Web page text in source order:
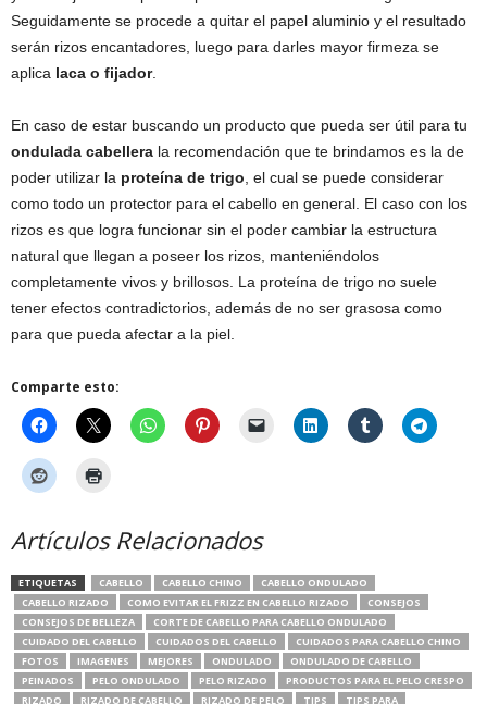
Seguidamente se procede a quitar el papel aluminio y el resultado
serán rizos encantadores, luego para darles mayor firmeza se
aplica laca o fijador.
En caso de estar buscando un producto que pueda ser útil para tu
ondulada cabellera la recomendación que te brindamos es la de
poder utilizar la proteína de trigo , el cual se puede considerar
como todo un protector para el cabello en general. El caso con los
rizos es que logra funcionar sin el poder cambiar la estructura
natural que llegan a poseer los rizos, manteniéndolos
completamente vivos y brillosos. La proteína de trigo no suele
tener efectos contradictorios, además de no ser grasosa como
para que pueda afectar a la piel.
Comparte esto:
Artículos Relacionados
ETIQUETAS CABELLO CABELLO CHINO
CABELLO ONDULADO
CABELLO RIZADO
COMO EVITAR EL FRIZZ EN CABELLO RIZADO
CONSEJOS
CONSEJOS DE BELLEZA
CORTE DE CABELLO PARA CABELLO ONDULADO
CUIDADO DEL CABELLO
CUIDADOS DEL CABELLO
CUIDADOS PARA CABELLO CHINO
FOTOS
IMAGENES MEJORES ONDULADO
ONDULADO DE CABELLO
PEINADOS
PELO ONDULADO PELO RIZADO
PRODUCTOS PARA EL PELO CRESPO
RIZADO
RIZADO DE CABELLO RIZADO DE PELO TIPS
TIPS PARA